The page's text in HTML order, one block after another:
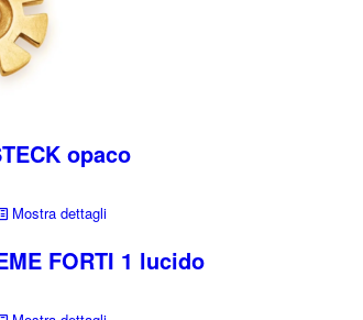
opaco
Mostra dettagli
FORTI 1 lucido